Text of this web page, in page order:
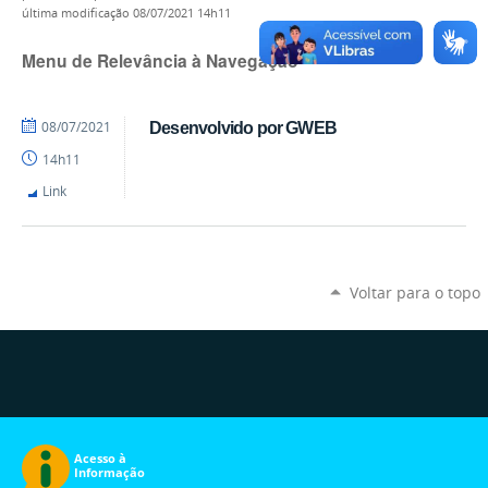
última modificação 08/07/2021 14h11
Menu de Relevância à Navegação
Desenvolvido por GWEB
por
publicado
08/07/2021
14h11
Link
Voltar para o topo